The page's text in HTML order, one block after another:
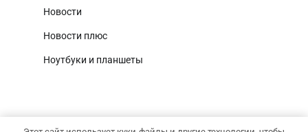
Новости
Новости плюс
Ноутбуки и планшеты